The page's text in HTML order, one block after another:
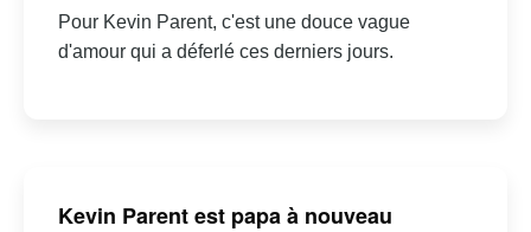
Pour Kevin Parent, c'est une douce vague
d'amour qui a déferlé ces derniers jours.
Kevin Parent est papa à nouveau